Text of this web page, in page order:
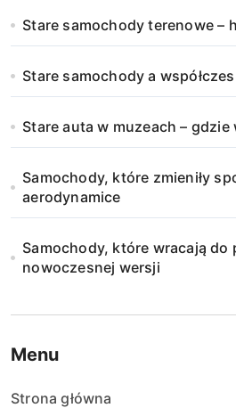
Stare samochody terenowe –
Stare samochody a
Stare auta w muzeach –
Samochody, które zmieniły
aerodynamice
Samochody, które wracają do
nowoczesnej wersji
Menu
Strona główna